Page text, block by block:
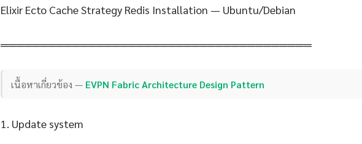
Elixir Ecto Cache Strategy Redis Installation — Ubuntu/Debian
═══════════════════════════════════════
เนื้อหาเกี่ยวข้อง — EVPN Fabric Architecture Design Pattern
1. Update system